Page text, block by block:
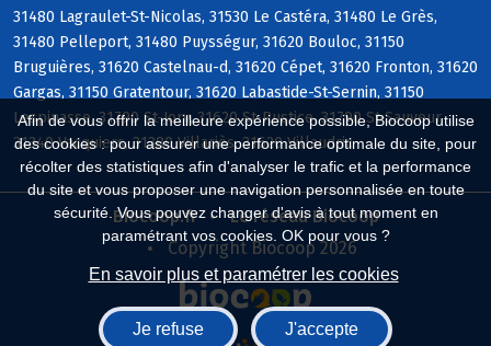
Afin de vous offrir la meilleure expérience possible, Biocoop utilise
des cookies : pour assurer une performance optimale du site, pour
récolter des statistiques afin d'analyser le trafic et la performance
du site et vous proposer une navigation personnalisée en toute
sécurité. Vous pouvez changer d'avis à tout moment en
paramétrant vos cookies. OK pour vous ?
En savoir plus et paramétrer les cookies
Je refuse J'accepte
31480 Lagraulet-St-Nicolas, 31530 Le Castéra, 31480 Le Grès,
31480 Pelleport, 31480 Puysségur, 31620 Bouloc, 31150
Bruguières, 31620 Castelnau-d, 31620 Cépet, 31620 Fronton, 31620
Gargas, 31150 Gratentour, 31620 Labastide-St-Sernin, 31150
Lespinasse, 31790 St-Jory, 31620 St-Rustice, 31790 St-Sauveur,
31340 Vacquiers, 31380 Villariès, 31620 Villaudric
Biocoop.fr
Le réseau Biocoop
Copyright Biocoop 2026